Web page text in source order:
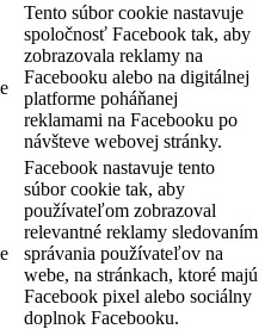
Tento súbor cookie nastavuje
spoločnosť Facebook tak, aby
zobrazovala reklamy na
Facebooku alebo na digitálnej
platforme poháňanej
reklamami na Facebooku po
návšteve webovej stránky.
Facebook nastavuje tento
súbor cookie tak, aby
používateľom zobrazoval
relevantné reklamy sledovaním
správania používateľov na
webe, na stránkach, ktoré majú
Facebook pixel alebo sociálny
doplnok Facebooku.